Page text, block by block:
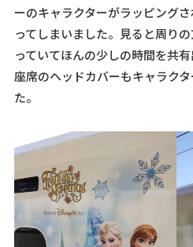
ーのキャラクターがラッピング
ってしまいました。見ると周り
っていてほんの少しの時間を共
座席のヘッドカバーもキャラク
た。